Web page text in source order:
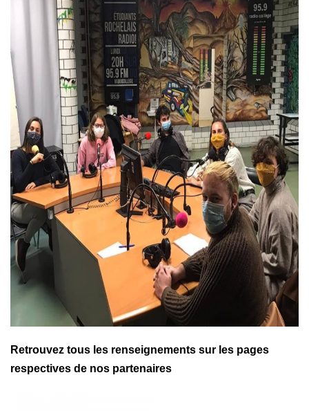
Retrouvez tous les renseignements sur les pages
respectives de nos partenaires